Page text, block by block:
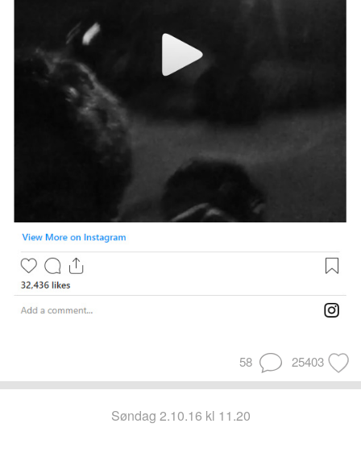
58 25403
søndag 2.10.16 kl 11.20